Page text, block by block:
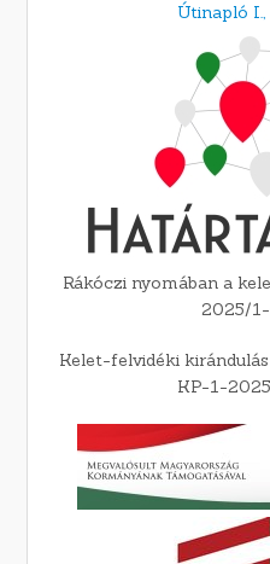
Útinapló I.,
Rákóczi nyomában a
2025/
Kelet-felvidéki
KP-1-